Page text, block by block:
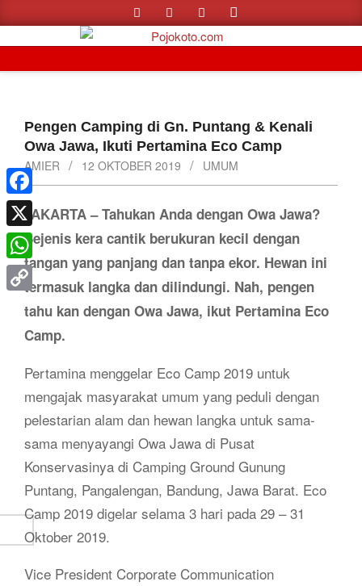
to
content
Search
MenuPengen Camping di Gn. Puntang & Kenali
Owa Jawa, Ikuti Pertamina Eco Camp
AMIER
12 OKTOBER 2019 UMUM
JAKARTA – Tahukan Anda dengan Owa Jawa?
Sejenis kera cantik berukuran kecil dengan
tangan yang panjang dan tanpa ekor. Hewan ini
termasuk langka dan dilindungi. Nah, pengen
tahu kan dengan Owa Jawa, ikut Pertamina Eco
Camp.
Pertamina menggelar Eco Camp 2019 untuk
mengajak masyarakat umum yang peduli dengan
pelestarian alam dan hewan langka untuk sama-
sama menyayangi Owa Jawa di Pusat
Konservasinya di Camping Ground Gunung
Puntang, Pangalengan, Bandung, Jawa Barat. Eco
Camp 2019 digelar selama 3 hari pada 29 – 31
Oktober 2019.
Vice President Corporate Communication
Facebook
X
WhatsApp
Copy
Link